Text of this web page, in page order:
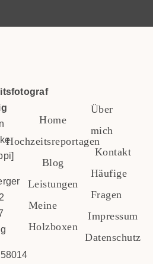
Home
Hochzeitsreportagen
Blog
Leistungen
Meine
Holzboxen
Über
mich
Kontakt
Häufige
Fragen
Impressum
Datenschutz